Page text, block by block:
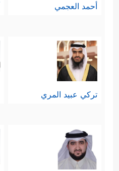
أحمد العجمي
تركي عبيد المري